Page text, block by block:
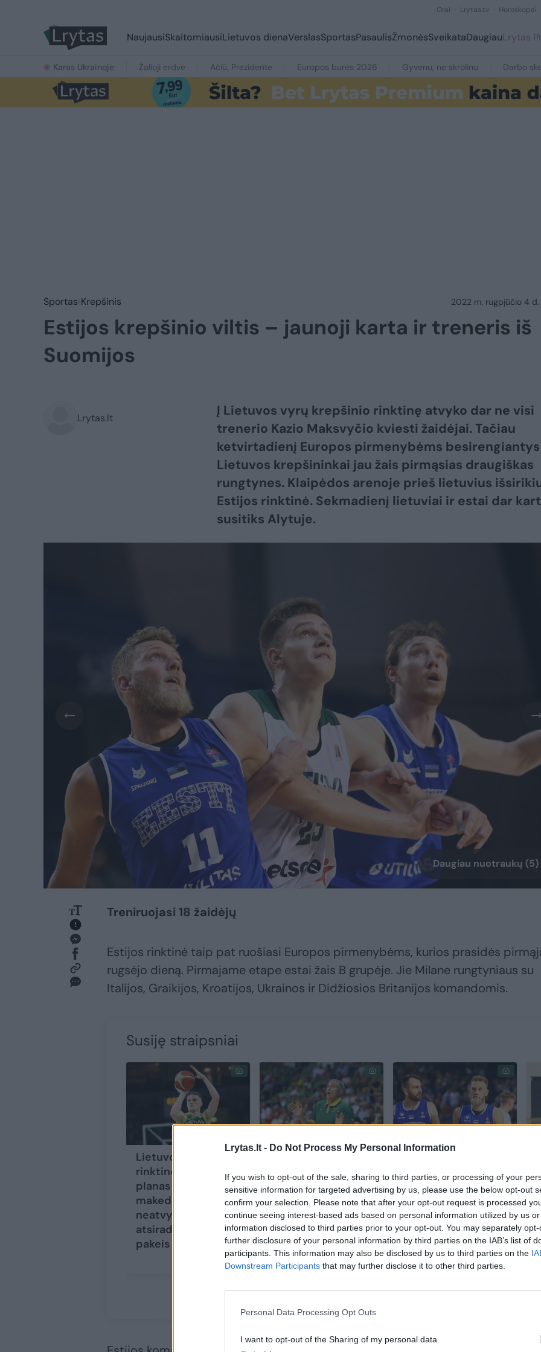
Lrytas.lt - Do Not Process My Personal Information
If you wish to opt-out of the sale, sharing to third parties, or processing of your
sensitive information for targeted advertising by us, please use the below opt-out
confirm your selection. Please note that after your opt-out request is processed
continue seeing interest-based ads based on personal information utilized by us
information disclosed to third parties prior to your opt-out. You may separately
further disclosure of your personal information by third parties on the IAB’s list of
participants. This information may also be disclosed by us to third parties on the
Downstream Participants that may further disclose it to other third parties.
Personal Data Processing Opt Outs
I want to opt-out of the Sharing of my personal data.
Orai Lrytas.tv Horoskopai
NaujausiSkaitomiausiLietuvos dienaVerslasSportasPasaulisŽmonėsSveikataDaugiauLrytas
Karas Ukrainoje Žalioji erdvė Ačiū, Prezidente Europos burės 2026 Gyvenu, ne skrolinu Darbo
Sportas Krepšinis 2022 m. rugpjūčio 4 d.
Estijos krepšinio viltis – jaunoji karta ir treneris iš
Suomijos
Lrytas.lt
Į Lietuvos vyrų krepšinio rinktinę atvyko dar ne visi
trenerio Kazio Maksvyčio kviesti žaidėjai. Tačiau
ketvirtadienį Europos pirmenybėms besirengiantys
Lietuvos krepšininkai jau žais pirmąsias draugiškas
rungtynes. Klaipėdos arenoje prieš lietuvius
Estijos rinktinė. Sekmadienį lietuviai ir estai dar
susitiks Alytuje.
Daugiau nuotraukų (5)
Treniruojasi 18 žaidėjų
Estijos rinktinė taip pat ruošiasi Europos pirmenybėms, kurios prasidės
rugsėjo dieną. Pirmajame etape estai žais B grupėje. Jie Milane rungtyniaus su
Italijos, Graikijos, Kroatijos, Ukrainos ir Didžiosios Britanijos komandomis.
Susiję straipsniai
Lietuvos krepšinio
rinktinės vasaros
planas keičiasi:
makedonai
neatvyks, bet
atsirado, kas juos
pakeis
atskleidė, kaip
keisis pasiruošimas
prie krepšinio
rinktinės
prisijungus NBA
bokštams
krepšinio rinktine:
ekipoje netrūksta
gerai pažįstamų
veidų